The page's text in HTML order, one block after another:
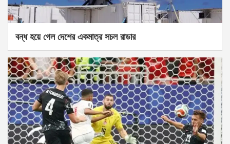
বন্ধ হয়ে গেল দেশের একমাত্র সচল রাডার